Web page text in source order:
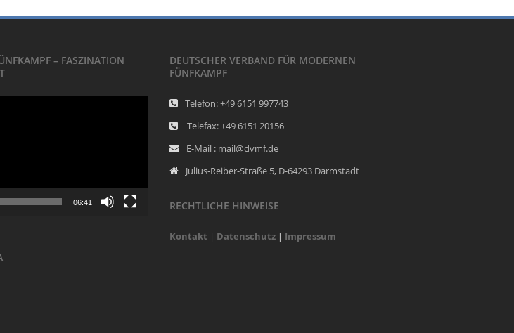
– FASZINATION
06:41
DEUTSCHER VERBAND FÜR MODERNEN
FÜNFKAMPF
Telefon: +49 6151 997743
Telefax: +49 6151 20156
E-Mail : mail@dvmf.de
Julius-Reiber-Straße 5, D-64293 Darmstadt
RECHTLICHE HINWEISE
Kontakt | Datenschutz| Impressum